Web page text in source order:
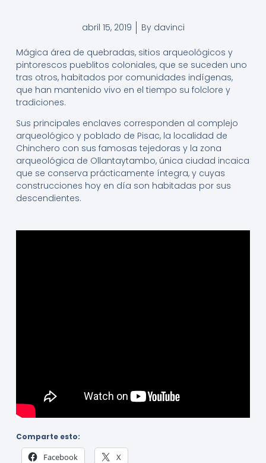
abril 15, 2019 Bydavinci
Mágica área de quebradas, sitios arqueológicos y
pintorescos pueblitos coloniales, que se suceden uno
tras otros, habitados por comunidades indígenas,
que han mantenido vivo en el tiempo su folclore y
tradiciones.
Sus principales enclaves corresponden al complejo
arqueológico y poblado de Pisac, la localidad de
Chinchero con sus famosas tejedoras y la zona
arqueológica de Ollantaytambo, única ciudad incaica
que se conserva prácticamente íntegra, y cuyas
construcciones hoy en día son habitadas por sus
descendientes.
Comparte esto:
Facebook X